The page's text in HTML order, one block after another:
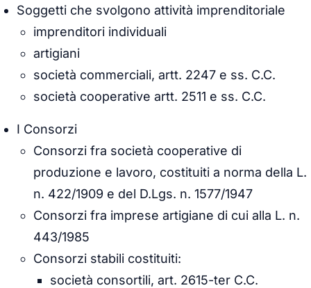
Soggetti che svolgono attività imprenditoriale
imprenditori individuali
artigiani
società commerciali, artt. 2247 e ss. C.C.
società cooperative artt. 2511 e ss. C.C.
I Consorzi
Consorzi fra società cooperative di
produzione e lavoro, costituiti a norma della L.
n. 422/1909 e del D.Lgs. n. 1577/1947
Consorzi fra imprese artigiane di cui alla L. n.
443/1985
Consorzi stabili costituiti:
società consortili, art. 2615-ter C.C.